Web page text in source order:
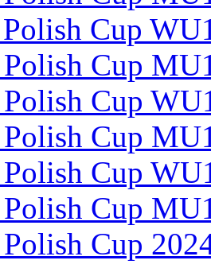
Cup
Cup
Cup
Cup
Cup
Cup
Cup